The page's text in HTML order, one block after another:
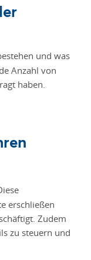
und was
Anzahl von
haben.
erschließen
Zudem
zu steuern und